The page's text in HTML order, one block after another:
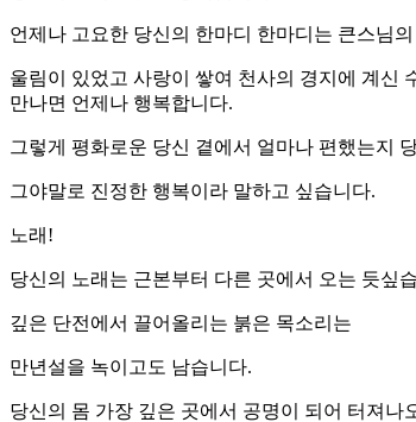
언제나 고요한 당신의 한마디 한마디는 큰스님
울림이 있었고 사랑이 쌓여 천사의 경지에 계신
만나면 언제나 행복합니다.
그렇게 평화로운 당신 곁에서 얼마나 편했는지
그야말로 진정한 행복이라 말하고 싶습니다.
노래!
당신의 노래는 근본부터 다른 곳에서 오는 듯싶
깊은 단전에서 끌어올리는 붉은 목소리는
만년설을 녹이고도 남습니다.
당신의 몸 가장 깊은 곳에서 공명이 되어 터져나